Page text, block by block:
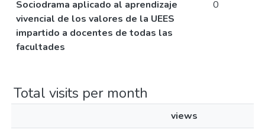
Sociodrama aplicado al aprendizaje
vivencial de los valores de la UEES
impartido a docentes de todas las
facultades
0
Total visits per month
views